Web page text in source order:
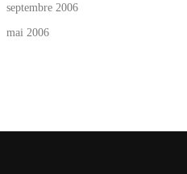
septembre 2006
mai 2006